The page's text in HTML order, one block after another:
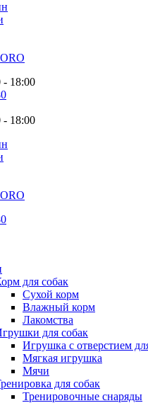
RO
18:00
18:00
RO
для собак
Сухой корм
Влажный корм
Лакомства
для собак
Игрушка с отверстием
Мягкая игрушка
Мячи
для собак
Тренировочные снаряды